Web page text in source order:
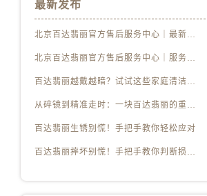
最新发布
北京百达翡丽官方售后服务中心｜最新电话及地址权威信息公示（2026年6月最新）
北京百达翡丽官方售后服务中心｜服务热线及办公地址权威信息公示（2026年6月最新）
百达翡丽越戴越暗？试试这些家庭清洁妙招
从碎镜到精准走时：一块百达翡丽的重生之路
百达翡丽生锈别慌！手把手教你轻松应对
百达翡丽摔坏别慌！手把手教你判断损伤程度